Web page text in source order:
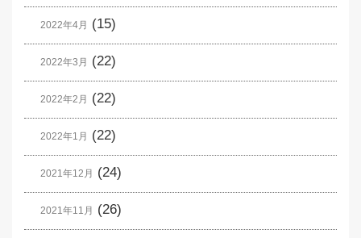
2022年4月 (15)
2022年3月 (22)
2022年2月 (22)
2022年1月 (22)
2021年12月 (24)
2021年11月 (26)